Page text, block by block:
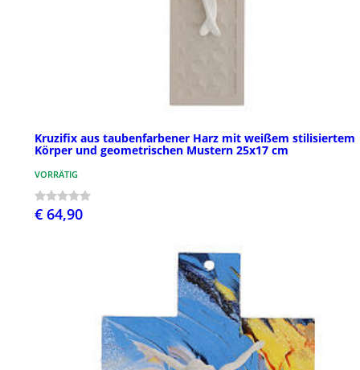
Kruzifix aus taubenfarbener Harz mit weißem stilisiertem
Körper und geometrischen Mustern 25x17 cm
VORRÄTIG
€ 64,90